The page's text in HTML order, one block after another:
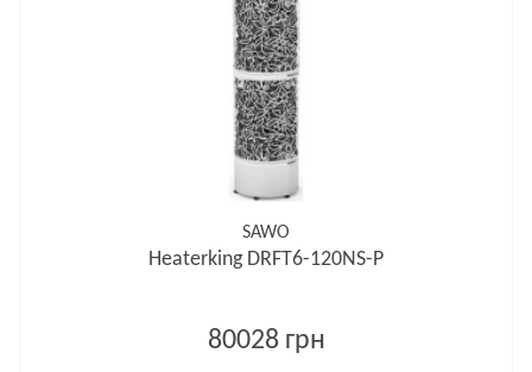
SAWO
Heaterking DRFT6-120NS-P
80028 грн